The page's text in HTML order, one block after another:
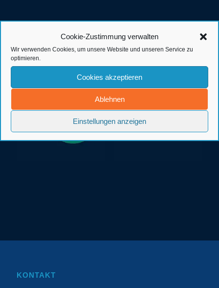
Cookie-Zustimmung verwalten
Wir verwenden Cookies, um unsere Website und unseren Service zu
optimieren.
Cookies akzeptieren
Ablehnen
Einstellungen anzeigen
Kunden der Werbeagentur in
Ostfriesland
KONTAKT